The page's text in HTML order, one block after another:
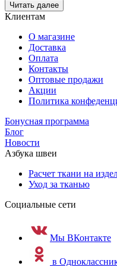
Читать далее
Клиентам
О магазине
Доставка
Оплата
Контакты
Оптовые продажи
Акции
Политика
Бонусная программа
Блог
Новости
Азбука швеи
Расчет ткани на
Уход за тканью
Социальные сети
Мы ВКонтакте
в